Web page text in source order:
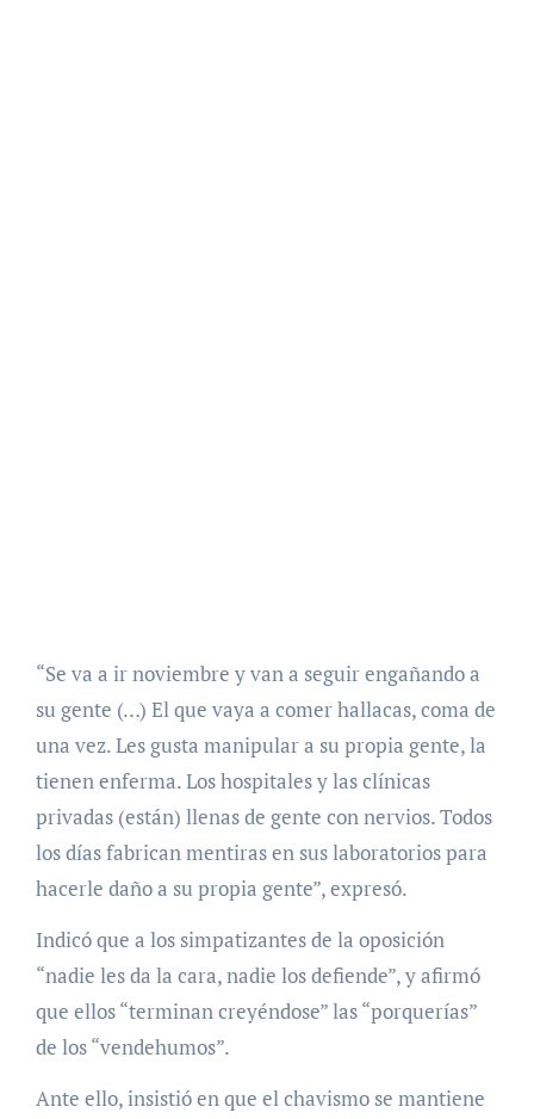
“Se va a ir noviembre y van a seguir engañando a
su gente (…) El que vaya a comer hallacas, coma de
una vez. Les gusta manipular a su propia gente, la
tienen enferma. Los hospitales y las clínicas
privadas (están) llenas de gente con nervios. Todos
los días fabrican mentiras en sus laboratorios para
hacerle daño a su propia gente”, expresó.
Indicó que a los simpatizantes de la oposición
“nadie les da la cara, nadie los defiende”, y afirmó
que ellos “terminan creyéndose” las “porquerías”
de los “vendehumos”.
Ante ello, insistió en que el chavismo se mantiene